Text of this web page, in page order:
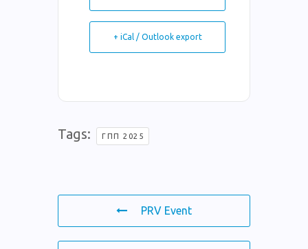
+ iCal / Outlook export
Tags: ΓΠΠ 2025
PRV Event